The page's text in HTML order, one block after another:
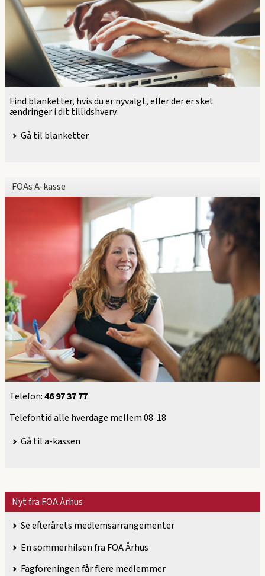
Find blanketter, hvis du er nyvalgt, eller der er sket
ændringer i dit tillidshverv.
Gå til blanketter
FOAs A-kasse
Telefon:46 97 37 77
Telefontid alle hverdage mellem 08-18
Gå til a-kassen
Nyt fra FOA Århus
Se efterårets medlemsarrangementer
En sommerhilsen fra FOA Århus
Fagforeningen får flere medlemmer